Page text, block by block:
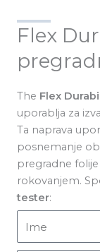
Flex
The Flex
uporablja za
Ta naprava
posnemanje
pregradne
rokovanjem.
tester: